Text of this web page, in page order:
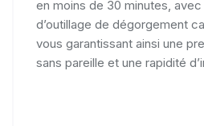
en moins de 30 minutes,
d’outillage de dégorgement
vous garantissant ainsi une
sans pareille et une rapidité